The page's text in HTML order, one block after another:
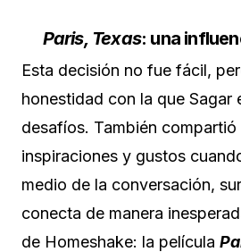
Paris, Texas: una
Esta decisión no fue fácil,
honestidad con la que Sagar
desafíos. También compartió
inspiraciones y gustos
medio de la conversación,
conecta de manera
de Homeshake: la película